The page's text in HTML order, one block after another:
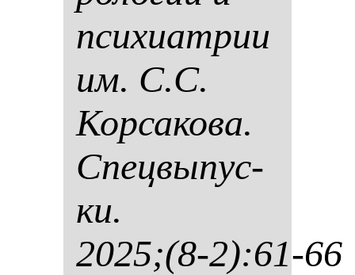
пси­хи­ат­рии
им. С.С.
Кор­са­ко­ва.
Спец­вы­пус­
ки.
2025;(8-2):61-66